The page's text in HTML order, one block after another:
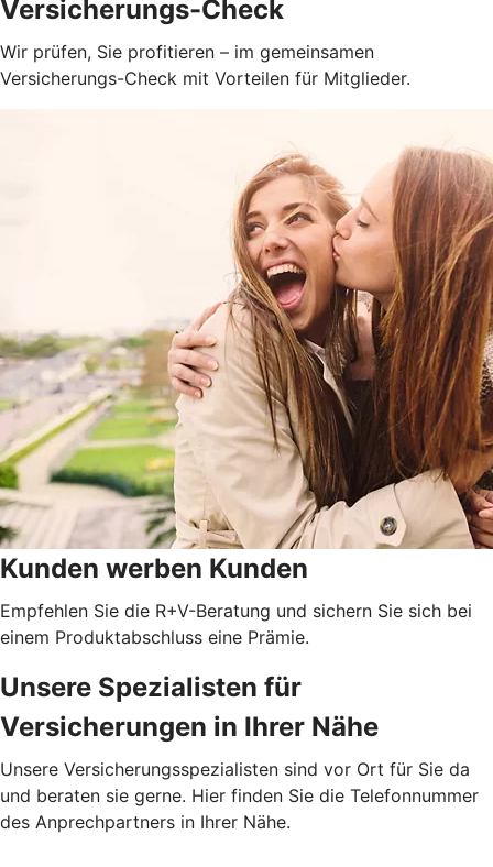
Versicherungs-Check
Wir prüfen, Sie profitieren – im gemeinsamen
Versicherungs-Check mit Vorteilen für Mitglieder.
Kunden werben Kunden
Empfehlen Sie die R+V-Beratung und sichern Sie sich bei
einem Produktabschluss eine Prämie.
Unsere Spezialisten für
Versicherungen in Ihrer Nähe
Unsere Versicherungsspezialisten sind vor Ort für Sie da
und beraten sie gerne. Hier finden Sie die Telefonnummer
des Anprechpartners in Ihrer Nähe.